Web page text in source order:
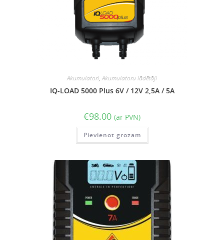
Akumulatori,Akumulatoru lādētāji
IQ-LOAD 5000 Plus 6V / 12V 2,5A / 5A
€98.00 (ar PVN)
Pievienot grozam